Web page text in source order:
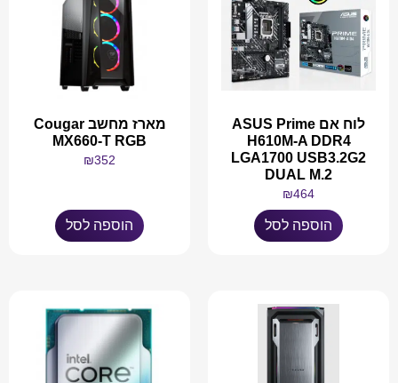
לוח אם ASUS Prime
H610M-A DDR4
LGA1700 USB3.2G2
DUAL M.2
₪464
הוספה לסל
מארז מחשב Cougar
MX660-T RGB
₪352
הוספה לסל